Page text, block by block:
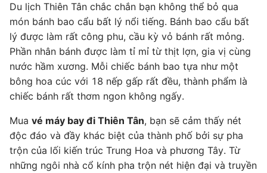
Du lịch Thiên Tân chắc chắn bạn không thể bỏ qua
món bánh bao cẩu bất lý nổi tiếng. Bánh bao cẩu bất
lý được làm rất công phu, cầu kỳ vỏ bánh rất mỏng.
Phần nhân bánh được làm tỉ mỉ từ thịt lợn, gia vị cùng
nước hầm xương. Mỗi chiếc bánh bao tựa như một
bông hoa cúc với 18 nếp gấp rất đều, thành phẩm là
chiếc bánh rất thơm ngon không ngấy.
Mua vé máy bay đi Thiên Tân, bạn sẽ cảm thấy nét
độc đáo và đầy khác biệt của thành phố bởi sự pha
trộn của lối kiến trúc Trung Hoa và phương Tây. Từ
những ngôi nhà cổ kính pha trộn nét hiện đại và truyền